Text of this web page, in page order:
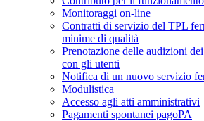
Monitoraggi on-line
Contratti di servizio del TPL
minime di qualità
Prenotazione delle audizioni
con gli utenti
Notifica di un nuovo servizio
Modulistica
Accesso agli atti amministrativi
Pagamenti spontanei pagoPA